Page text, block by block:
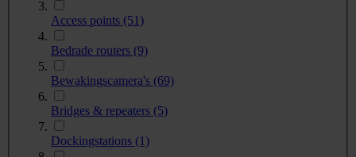
Access points (51)
Bedrade routers (9)
Bewakingscamera's (69)
Bridges & repeaters (5)
Dockingstations (1)